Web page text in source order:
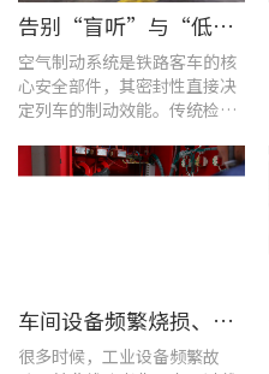
告别“盲听”与“低效” | 优利德智能检测方案助力铁路运维检修提质增效
空气制动系统是铁路客车的核
心安全部件，其密封性直接决
定列车的制动效能。传统检修
的排查方式，不仅耗时费力，
更易造成漏检
车间设备频繁烧损、无故停机?一台UT285C搞定电能质量隐患
很多时候，工业设备频繁故